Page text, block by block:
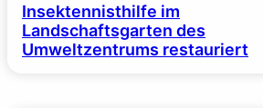
Insektennisthilfe im
Landschaftsgarten des
Umweltzentrums restauriert